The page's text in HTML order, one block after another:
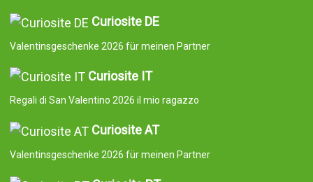
Curiosite DE
Valentinsgeschenke 2026 für meinen Partner
Curiosite IT
Regali di San Valentino 2026 il mio ragazzo
Curiosite AT
Valentinsgeschenke 2026 für meinen Partner